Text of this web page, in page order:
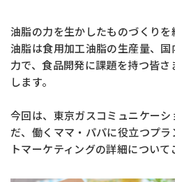
粉末油脂ラード不足植物性ミルク食感
お問い合
油脂の力を生かしたものづくり
油脂は食用加工油脂の生産量、
力で、食品開発に課題を持つ皆
します。
今回は、東京ガスコミュニケー
だ、働くママ・パパに役立つプ
トマーケティングの詳細について